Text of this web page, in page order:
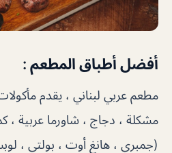
أفضل أطباق المطعم :
مطعم عربي لبناني ، يقدم
مشكلة ، دجاج ، شاورما عربية ،
(جمبري ، هانغ أوت ، بولتي ،